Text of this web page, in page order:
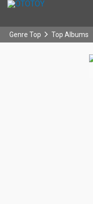
Genre Top Top Albums